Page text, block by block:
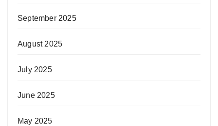
September 2025
August 2025
July 2025
June 2025
May 2025